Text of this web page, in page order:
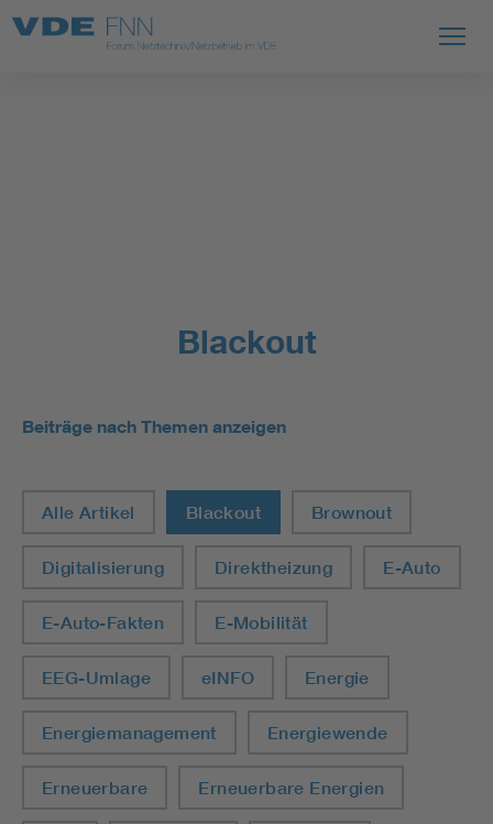
Blackout
Beiträge nach Themen anzeigen
Alle Artikel Blackout Brownout
Digitalisierung Direktheizung E-Auto
E-Auto-Fakten E-Mobilität
EEG-Umlage eINFO Energie
Energiemanagement Energiewende
Erneuerbare Erneuerbare Energien